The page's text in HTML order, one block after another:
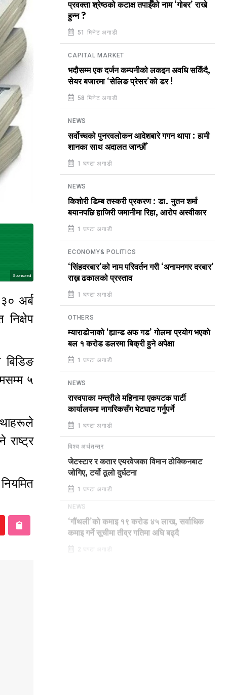
Sponsored
अर्ब
५
प्रवक्ता श्रेष्ठको कटाक्ष तपाईँको नाम ‘गोबर’ राखे
हुन्न ?
51 मिनेट अगाडी
CAPITAL MARKET
भदौसम्म एक दर्जन कम्पनीको लकइन अवधि सकिँदै,
सेयर बजारमा ‘सेलिङ प्रेसर’को डर !
58 मिनेट अगाडी
NEWS
सर्वोच्चको पुनरवलोकन आदेशबारे गगन थापा : हामी
शानका साथ अदालत जान्छौँ
1 घण्टा अगाडी
NEWS
किशोरी डिम्ब तस्करी प्रकरण : डा. नुतन शर्मा
बयानपछि हाजिरी जमानीमा रिहा, आरोप अस्वीकार
1 घण्टा अगाडी
ECONOMY& POLITICS
‘सिंहदरबार’को नाम परिवर्तन गरी ‘अनामनगर दरबार’
राख्न ढकालको प्रस्ताव
1 घण्टा अगाडी
OTHERS
म्याराडोनाको ‘ह्यान्ड अफ गड’ गोलमा प्रयोग भएको
बल १ करोड डलरमा बिक्री हुने अपेक्षा
1 घण्टा अगाडी
NEWS
रास्वपाका मन्त्रीले महिनामा एकपटक पार्टी
कार्यालयमा नागरिकसँग भेटघाट गर्नुपर्ने
1 घण्टा अगाडी
विश्व अर्थतन्त्र
जेटस्टार र कतार एयरवेजका विमान ठोक्किनबाट
जोगिए, टर्यो ठूलो दुर्घटना
1 घण्टा अगाडी
‘गौंथली’को कमाइ १९ करोड ४५ लाख, सर्वाधिक
कमाइ गर्ने सूचीमा तीव्र गतिमा अघि बढ्दै